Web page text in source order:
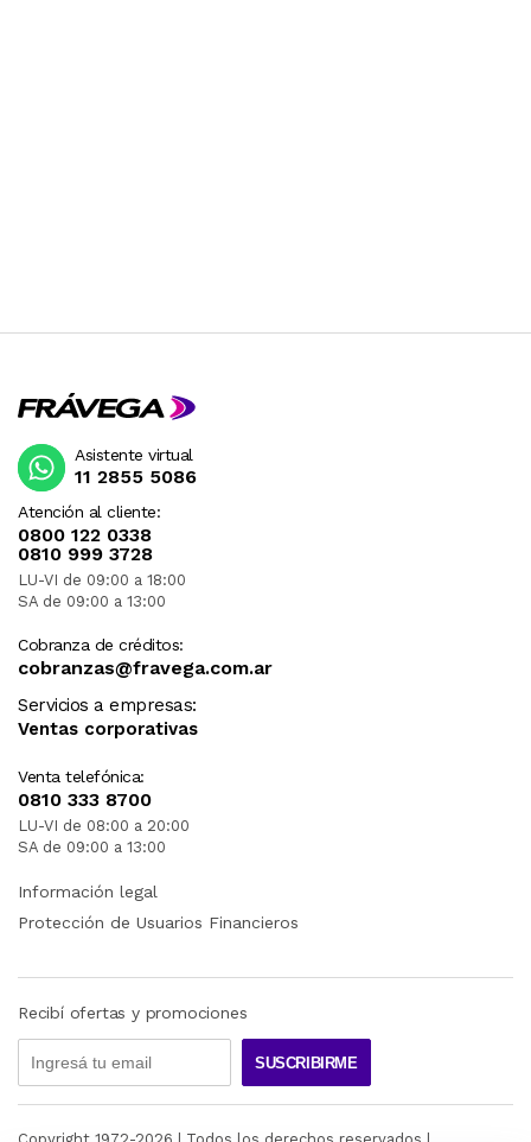
Atención al cliente:
0800 122 0338
0810 999 3728
LU-VI de 09:00 a 18:00
SA de 09:00 a 13:00
Cobranza de créditos:
cobranzas@fravega.com.ar
Servicios a empresas:
Ventas corporativas
Venta telefónica:
0810 333 8700
LU-VI de 08:00 a 20:00
SA de 09:00 a 13:00
Asistente virtual
11 2855 5086
Información legal
Protección de Usuarios Financieros
Recibí ofertas y promociones
SUSCRIBIRME